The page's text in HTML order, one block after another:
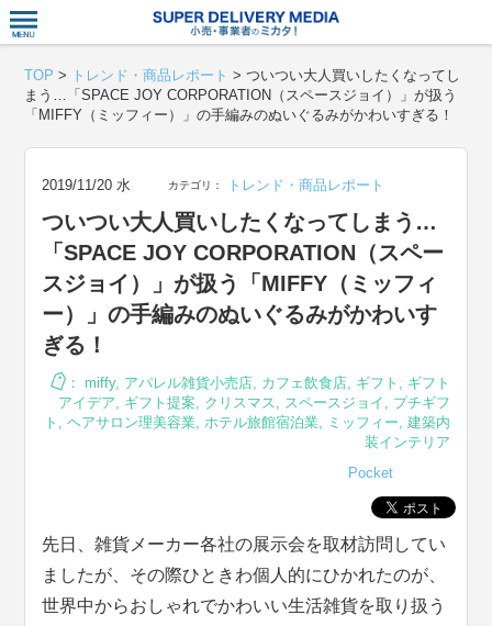
TOP > トレンド・商品レポート >ついつい大人買いしたくなってし
まう…「SPACE JOY CORPORATION（スペースジョイ）」が扱う
「MIFFY（ミッフィー）」の手編みのぬいぐるみがかわいすぎる！
2019/11/20 水 カテゴリ： トレンド・商品レポート
ついつい大人買いしたくなってしまう…
「SPACE JOY CORPORATION（スペー
スジョイ）」が扱う「MIFFY（ミッフィ
ー）」の手編みのぬいぐるみがかわいす
ぎる！
： miffy, アパレル雑貨小売店, カフェ飲食店, ギフト , ギフト
アイデア, ギフト提案, クリスマス, スペースジョイ , プチギフ
ト , ヘアサロン理美容業, ホテル旅館宿泊業, ミッフィー, 建築内
装インテリア
Pocket
先日、雑貨メーカー各社の展示会を取材訪問してい
ましたが、その際ひときわ個人的にひかれたのが、
世界中からおしゃれでかわいい生活雑貨を取り扱う